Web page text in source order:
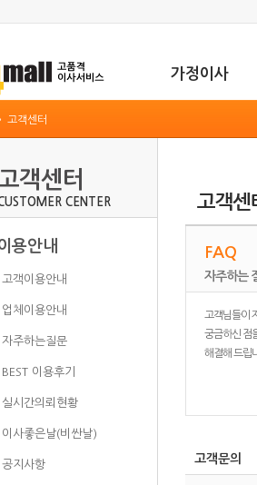
가정이사
고객센터
객센터
CENTER
용안내
객이용안내
체이용안내
주하는질문
이용후기
시간의뢰현황
사좋은날(비싼날)
지사항
FAQ
자주하는
고객님들이
궁금하신 점
해결해 드립
고객문의